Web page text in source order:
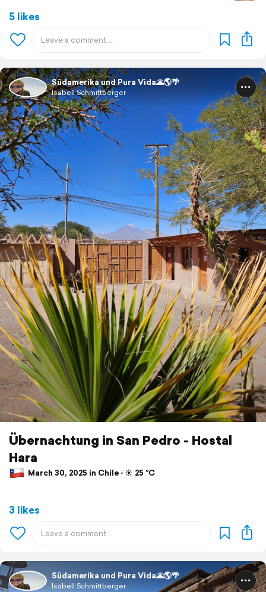
5 likes
Südamerika und Pura Vida🌋🌎🌴
Isabell Schmittberger
Übernachtung in San Pedro - Hostal
Hara
March 30, 2025 in Chile ⋅ ☀️ 25 °C
3 likes
Südamerika und Pura Vida🌋🌎🌴
Isabell Schmittberger